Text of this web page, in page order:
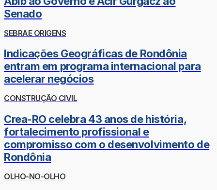
Senado
SEBRAE ORIGENS
Indicações Geográficas de Rondônia
entram em programa internacional para
acelerar negócios
CONSTRUÇÃO CIVIL
Crea-RO celebra 43 anos de história,
fortalecimento profissional e
compromisso com o desenvolvimento de
Rondônia
OLHO-NO-OLHO